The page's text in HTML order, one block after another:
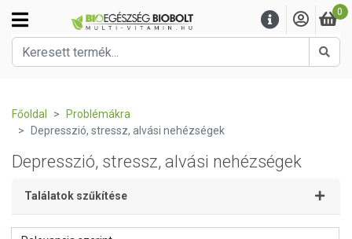
0
Főoldal
Problémákra
Depresszió, stressz, alvási nehézségek
Depresszió, stressz, alvási nehézségek
Találatok szűkítése